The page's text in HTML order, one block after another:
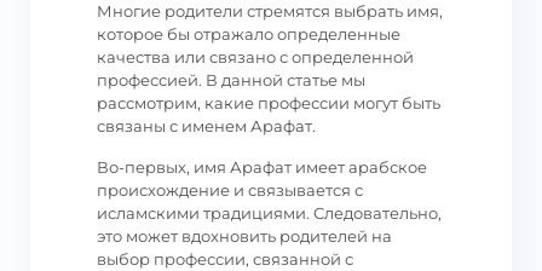
Многие родители стремятся выбрать имя,
которое бы отражало определенные
качества или связано с определенной
профессией. В данной статье мы
рассмотрим, какие профессии могут быть
связаны с именем Арафат.
Во-первых, имя Арафат имеет арабское
происхождение и связывается с
исламскими традициями. Следовательно,
это может вдохновить родителей на
выбор профессии, связанной с